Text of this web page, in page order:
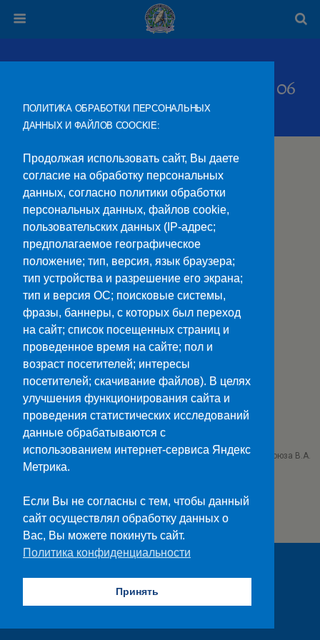
2018 Год Специальность 13.02.06
Учебный план
Образовательная программа и аннотации к
рабочим программам дисциплин
Наверх
Мобильн. Компьютерная
ПОЛЕЗНЫЕ ССЫЛКИ:
Минпросвещения>>
Министерство науки и высшего образования>>
ГБПОУ "Ставропольский колледж связи им. Героя Советского Союза В.А.
ПОЛИТИКА ОБРАБОТКИ ПЕРСОНАЛЬНЫХ
ДАННЫХ И ФАЙЛОВ COOCKIE:
Продолжая использовать сайт, Вы даете
согласие на обработку персональных
данных, согласно политики обработки
персональных данных, файлов cookie,
пользовательских данных (IP-адрес;
предполагаемое географическое
положение; тип, версия, язык браузера;
тип устройства и разрешение его экрана;
тип и версия ОС; поисковые системы,
фразы, баннеры, с которых был переход
на сайт; список посещенных страниц и
проведенное время на сайте; пол и
возраст посетителей; интересы
посетителей; скачивание файлов). В целях
улучшения функционирования сайта и
проведения статистических исследований
данные обрабатываются с
использованием интернет-сервиса Яндекс
Метрика.
Если Вы не согласны с тем, чтобы данный
сайт осуществлял обработку данных о
Вас, Вы можете покинуть сайт.
Политика конфиденциальности
Принять